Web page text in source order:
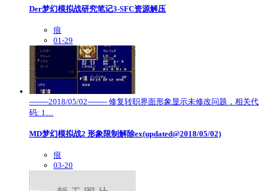
Der梦幻模拟战研究笔记3-SFC资源解压
痕
01-29
--------2018/05/02-------- 修复转职界面形象显示未修改问题，相关代
码: 1…
MD梦幻模拟战2 形象限制解除ex(updated@2018/05/02)
痕
03-20